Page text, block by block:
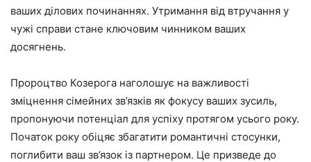
ваших ділових починаннях. Утримання від втручання у
чужі справи стане ключовим чинником ваших
досягнень.
Пророцтво Козерога наголошує на важливості
зміцнення сімейних зв’язків як фокусу ваших зусиль,
пропонуючи потенціал для успіху протягом усього року.
Початок року обіцяє збагатити романтичні стосунки,
поглибити ваш зв’язок із партнером. Це призведе до